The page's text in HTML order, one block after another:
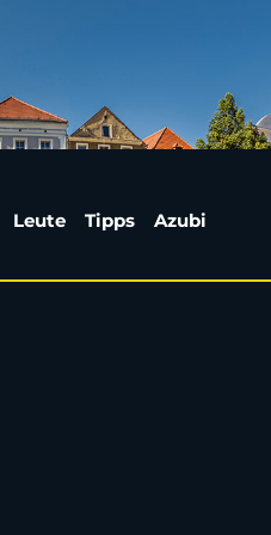
Leute Tipps Azubi